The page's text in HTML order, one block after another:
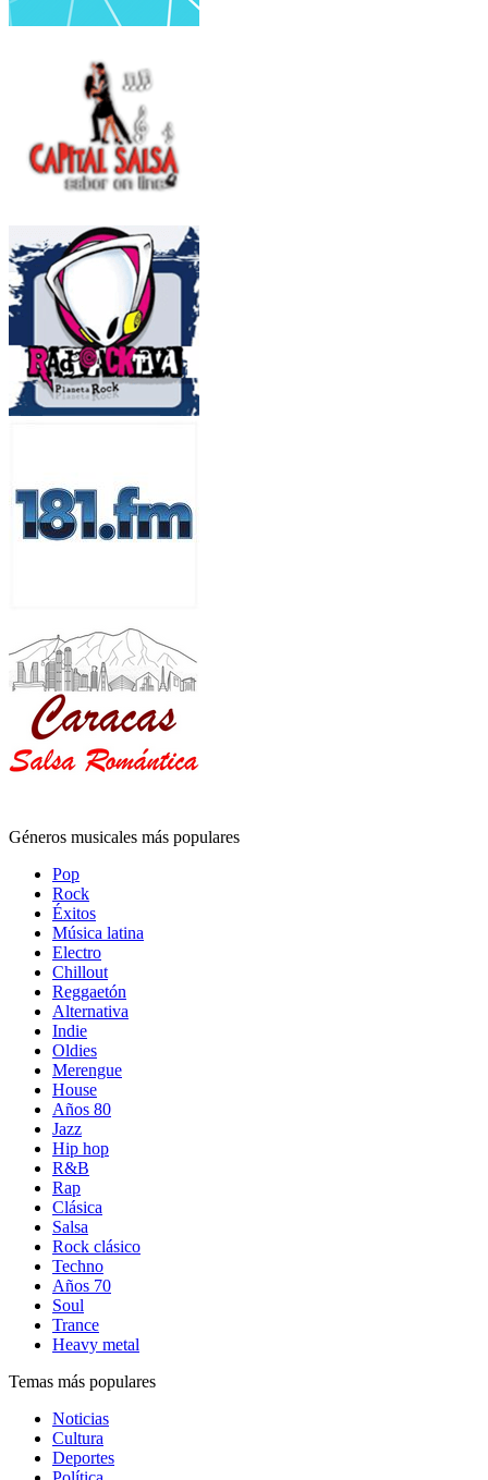
Géneros musicales más populares
Pop
Rock
Éxitos
Música latina
Electro
Chillout
Reggaetón
Alternativa
Indie
Oldies
Merengue
House
Años 80
Jazz
Hip hop
R&B
Rap
Clásica
Salsa
Rock clásico
Techno
Años 70
Soul
Trance
Heavy metal
Temas más populares
Noticias
Cultura
Deportes